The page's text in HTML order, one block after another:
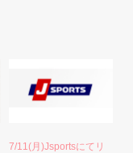
7/11(月)Jsportsにてリ